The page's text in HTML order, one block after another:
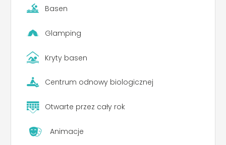
Basen
Glamping
Kryty basen
Centrum odnowy biologicznej
Otwarte przez cały rok
Animacje